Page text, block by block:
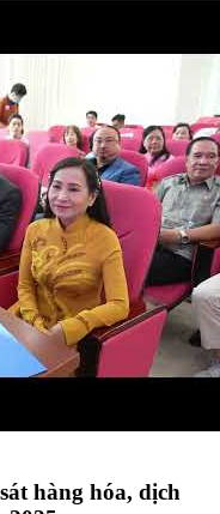
hàng hóa, dịch